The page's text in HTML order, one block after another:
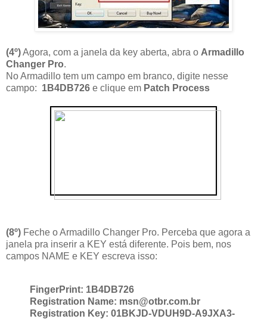
(4º)Agora, com a janela da key aberta, abra o Armadillo
Changer Pro.
No Armadillo tem um campo em branco, digite nesse
campo: 1B4DB726 e clique em Patch Process
(8º) Feche o Armadillo Changer Pro. Perceba que agora a
janela pra inserir a KEY está diferente. Pois bem, nos
campos NAME e KEY escreva isso:
FingerPrint: 1B4DB726
Registration Name: msn@otbr.com.br
Registration Key: 01BKJD-VDUH9D-A9JXA3-